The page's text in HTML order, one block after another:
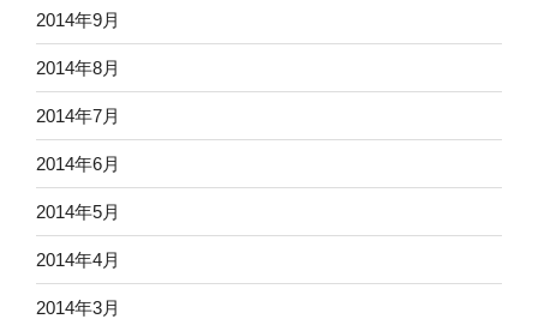
2014年9月
2014年8月
2014年7月
2014年6月
2014年5月
2014年4月
2014年3月